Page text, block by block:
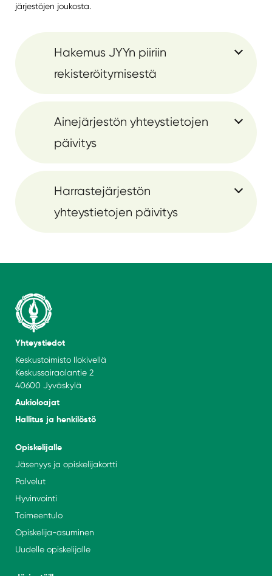
järjestöjen joukosta.
Hakemus JYYn piiriin
rekisteröitymisestä
Ainejärjestön yhteystietojen
päivitys
Harrastejärjestön
yhteystietojen päivitys
Yhteystiedot
Keskustoimisto Ilokivellä
Keskussairaalantie 2
40600 Jyväskylä
Aukioloajat
Hallitus ja henkilöstö
Opiskelijalle
Jäsenyys ja opiskelijakortti
Palvelut
Hyvinvointi
Toimeentulo
Opiskelija-asuminen
Uudelle opiskelijalle